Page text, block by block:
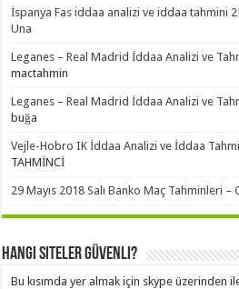
İspanya Fas iddaa analizi ve iddaa tahmini
Una
Leganes – Real Madrid İddaa Analizi ve
mactahmin
Leganes – Real Madrid İddaa Analizi ve
buğa
Vejle-Hobro IK İddaa Analizi ve İddaa
TAHMİNCİ
29 Mayıs 2018 Salı Banko Maç Tahminleri
Hangi Siteler Güvenli?
Bu kısımda yer almak için skype üzerinden